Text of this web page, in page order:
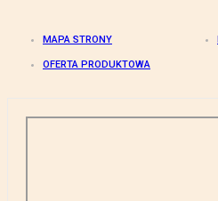
MAPA STRONY
OFERTA PRODUKTOWA